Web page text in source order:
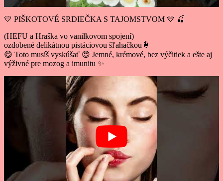
💛 PIŠKOTOVÉ SRDIEČKA S TAJOMSTVOM 💛 🍒
(HEFU a Hraška vo vanilkovom spojení)
ozdobené delikátnou pistáciovou šľahačkou🍦
😋 Toto musíš vyskúšať 😍 Jemné, krémové, bez výčitiek a ešte aj
výživné pre mozog a imunitu ✨